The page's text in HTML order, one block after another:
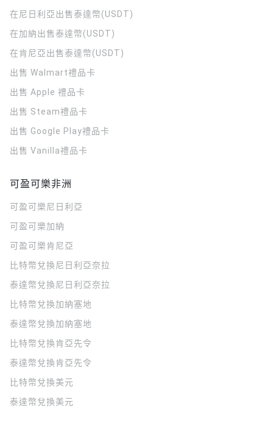
在尼日利亞出售泰達幣(USDT)
在加納出售泰達幣(USDT)
在肯尼亞出售泰達幣(USDT)
出售 Walmart禮品卡
出售 Apple 禮品卡
出售 Steam禮品卡
出售 Google Play禮品卡
出售 Vanilla禮品卡
可盈可樂非洲
可盈可樂 尼日利亞
可盈可樂加納
可盈可樂肯尼亞
比特幣兌換尼日利亞奈拉
泰達幣兌換尼日利亞奈拉
比特幣兌換加納塞地
泰達幣兌換加納塞地
比特幣兌換肯亞先令
泰達幣兌換肯亞先令
比特幣兌換美元
泰達幣兌換美元